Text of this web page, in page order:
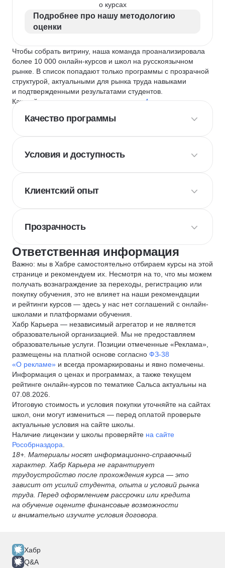
о курсах
Подробнее про нашу методологию
оценки
Чтобы собрать витрину, наша команда проанализировала
более 10 000 онлайн-курсов и школ на русскоязычном
рынке. В список попадают только программы с прозрачной
структурой, актуальными для рынка труда навыками
и подтвержденными результатами студентов.
Каждый курс и школу мы оцениваем по
4 критериям
Качество программы
Условия и доступность
Клиентский опыт
Прозрачность
Ответственная информация
Важно: мы в Хабре самостоятельно отбираем курсы на этой
странице и рекомендуем их. Несмотря на то, что мы можем
получать вознаграждение за переходы, регистрацию или
покупку обучения, это не влияет на наши рекомендации
и рейтинги курсов — здесь у нас нет соглашений с онлайн-
школами и платформами обучения.
Хабр Карьера — независимый агрегатор и не является
образовательной организацией. Мы не предоставляем
образовательные услуги. Позиции отмеченные «Реклама»,
размещены на платной основе согласно ФЗ-38
«О рекламе» и всегда промаркированы и явно помечены.
Информация о ценах и программах, а также текущем
рейтинге онлайн-курсов по тематике Сальса актуальны на
07.08.2026.
Итоговую стоимость и условия покупки уточняйте на сайтах
школ, они могут измениться — перед оплатой проверьте
актуальные условия на сайте школы.
Наличие лицензии у школы проверяйте на сайте
Рособрназдора
18+. Материалы носят информационно-справочный
характер. Хабр Карьера не гарантирует
трудоустройство после прохождения курса — это
зависит от усилий студента, опыта и условий рынка
труда. Перед оформлением рассрочки или кредита
на обучение оцените финансовые возможности
и внимательно изучите условия договора.
Хабр
Q&A